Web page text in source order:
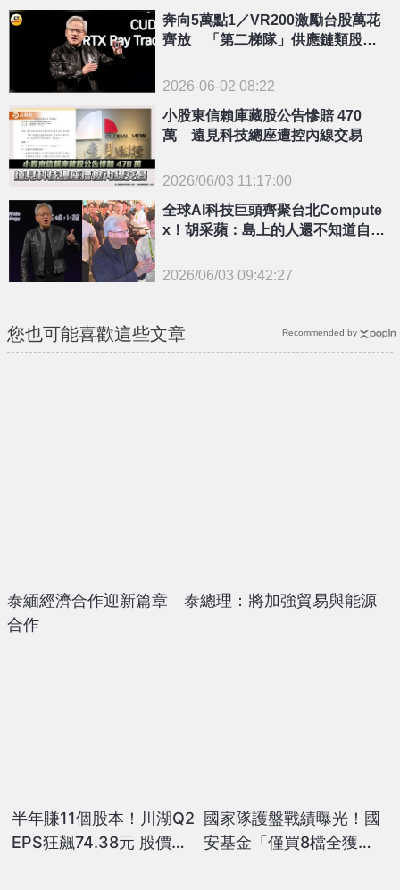
奔向5萬點1／VR200激勵台股萬花
齊放 「第二梯隊」供應鏈類股成
2026-06-02 08:22
{PLAYICON}
小股東信賴庫藏股公告慘賠 470
萬 遠見科技總座遭控內線交易
2026/06/03 11:17:00
全球AI科技巨頭齊聚台北Compute
x！胡采蘋：島上的人還不知道自己
2026/06/03 09:42:27
您也可能喜歡這些文章
泰緬經濟合作迎新篇章 泰總理：將加強貿易與能源
合作
半年賺11個股本！川湖Q2
EPS狂飆74.38元 股價衝
國家隊護盤戰績曝光！國
安基金「僅買8檔全獲
Recommended by